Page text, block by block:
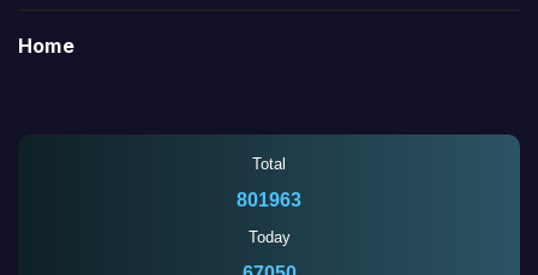
Home
Total
801963
Today